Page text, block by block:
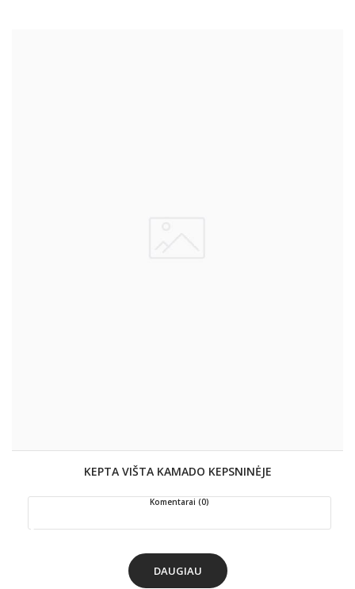
KEPTA VIŠTA KAMADO KEPSNINĖJE
Komentarai (0)
DAUGIAU